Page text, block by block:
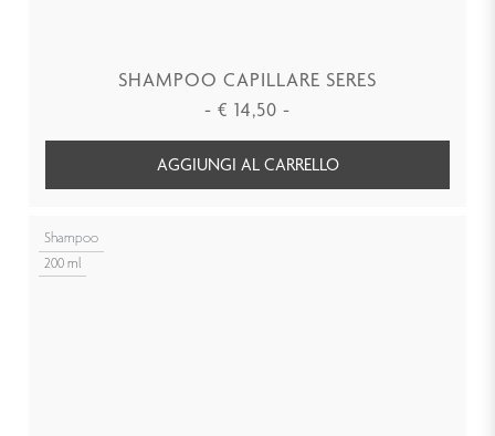
SHAMPOO CAPILLARE SERES
- € 14,50 -
AGGIUNGI AL CARRELLO
Shampoo
200 ml